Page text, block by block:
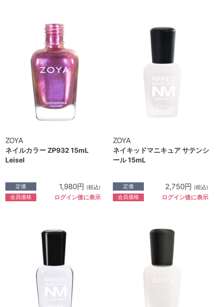
ZOYA
ネイルカラー ZP932 15mL
Leisel
定価 1,980円 (税込)
会員価格 ログイン後に表示
ZOYA
ネイキッドマニキュア サテンシ
ール 15mL
定価 2,750円 (税込)
会員価格 ログイン後に表示